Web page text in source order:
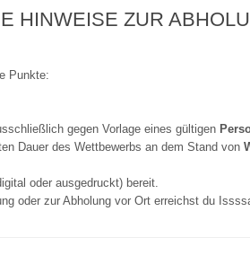
HINWEISE ZUR
Punkte:
gegen Vorlage eines gültigen
Dauer des Wettbewerbs an dem Stand von
oder ausgedruckt) bereit.
oder zur Abholung vor Ort erreichst du